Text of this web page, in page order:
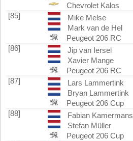
Chevrolet Kalos
[85]
Mike Melse
Mark van de Hel
Peugeot 206 RC
[86]
Jip van Iersel
Xavier Mange
Peugeot 206 RC
[87]
Lars Lammertink
Bryan Lammertink
Peugeot 206 Cup
[88]
Fabian Kamermans
Stefan Müller
Peugeot 206 Cup